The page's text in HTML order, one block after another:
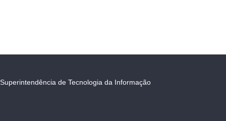
Superintendência de Tecnologia da Informação